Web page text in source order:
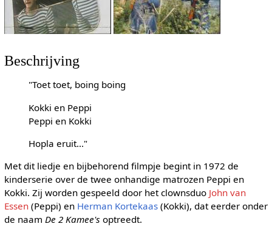
Beschrijving
"Toet toet, boing boing
Kokki en Peppi
Peppi en Kokki
Hopla eruit..."
Met dit liedje en bijbehorend filmpje begint in 1972 de
kinderserie over de twee onhandige matrozen Peppi en
Kokki. Zij worden gespeeld door het clownsduo John van
Essen(Peppi) en Herman Kortekaas(Kokki), dat eerder onder
de naam De 2 Kamee's optreedt.